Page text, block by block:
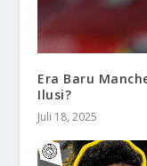
Era Baru
Ilusi?
Juli 18, 2025